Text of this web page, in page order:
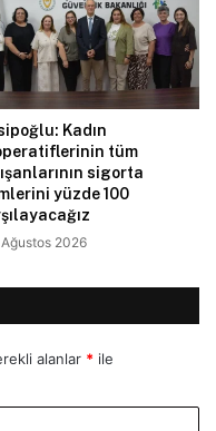
Kadın
tüm
sigorta
yüzde 100
2026
alanlar * ile